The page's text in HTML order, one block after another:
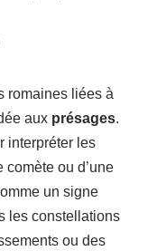
romaines liées à
aux présages.
interpréter les
comète ou d’une
un signe
les constellations
ou des